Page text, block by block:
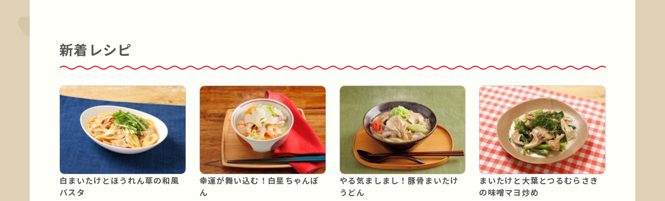
新着レシピ
白まいたけとほうれん草の和風
パスタ
幸運が舞い込む！白星ちゃんぽ
ん
やる気ましまし！豚骨まいたけ
うどん
まいたけと大葉とつるむらさき
の味噌マヨ炒め